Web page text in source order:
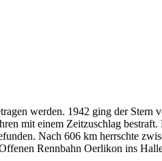
werden. 1942 ging der
mit einem Zeitzuschlag
Nach 606 km herrschte
Rennbahn Oerlikon ins